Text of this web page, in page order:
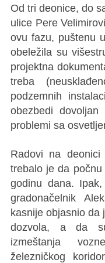
Od tri deonice, do
ulice Pere
ovu fazu, puštenu
obeležila su
projektna
treba
podzemnih
obezbedi
problemi sa
Radovi na
trebalo je da
godinu dana.
gradonačelnik
kasnije objasnio da
dozvola, a da
izmeštanja
železničkog